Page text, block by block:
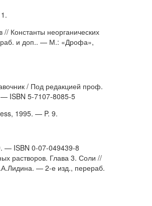
Константы неорганических
и доп.. — М.: «Дрофа»,
/ Под редакцией проф.
ISBN 5-7107-8085-5
1995. — P. 9.
— ISBN 0-07-049439-8
растворов. Глава 3. Соли //
— 2-е изд., перераб.